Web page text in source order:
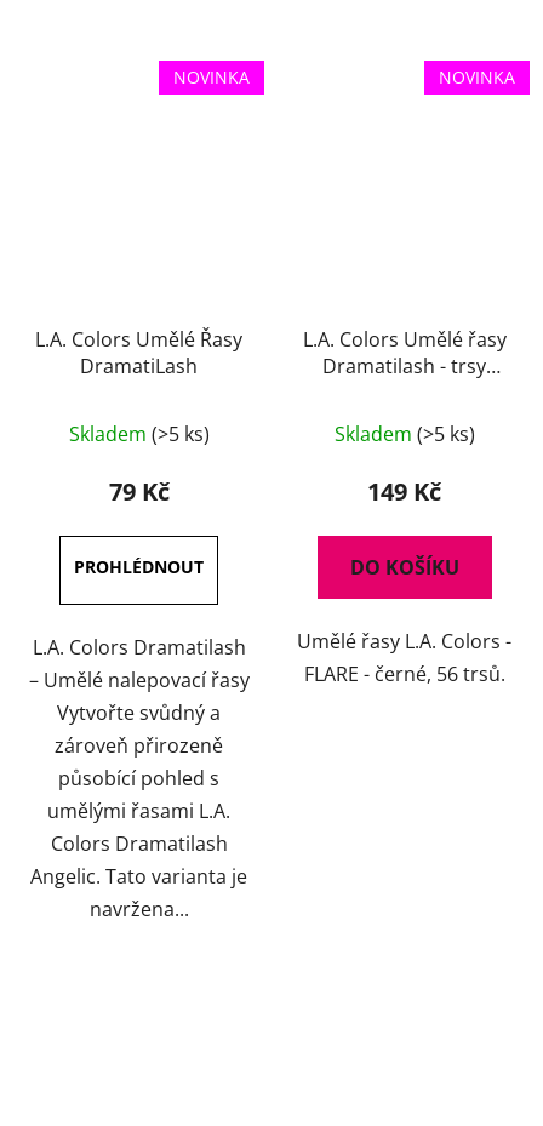
NOVINKA
L.A. Colors Umělé Řasy
DramatiLash
Skladem (>5 ks)
79 Kč
L.A. Colors Dramatilash
– Umělé nalepovací řasy
Vytvořte svůdný a
zároveň přirozeně
působící pohled s
umělými řasami L.A.
Colors Dramatilash
Angelic. Tato varianta je
navržena...
NOVINKA
L.A. Colors Umělé řasy
Dramatilash - trsy
Skladem (>5 ks)
149 Kč
DO KOŠÍKU
Umělé řasy L.A. Colors -
FLARE - černé, 56 trsů.